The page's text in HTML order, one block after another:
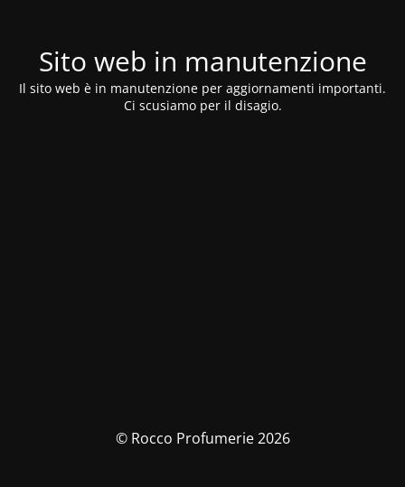
Sito web in manutenzione
Il sito web è in manutenzione per aggiornamenti importanti.
Ci scusiamo per il disagio.
© Rocco Profumerie 2026